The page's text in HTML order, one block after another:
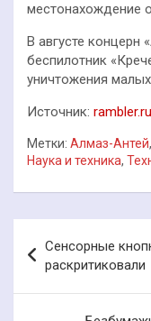
местонахождение
В августе концерн
беспилотник
уничтожения
Источник: rambler.ru
Метки: Алмаз-Антей,
Наука и техника,
по
записям
Сенсорные
раскритиковали